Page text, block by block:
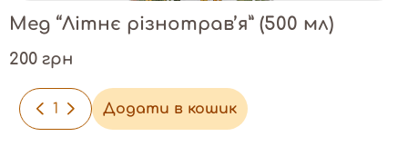
Мед “Літнє різнотрав’я” (500 мл)
200 грн
- + Додати в кошик